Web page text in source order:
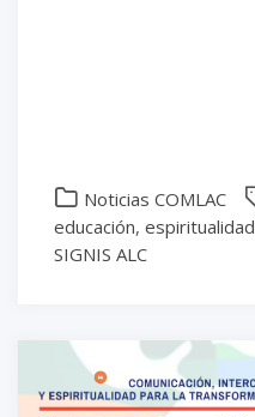
Noticias COMLAC
educación, espiritualidad
SIGNIS ALC